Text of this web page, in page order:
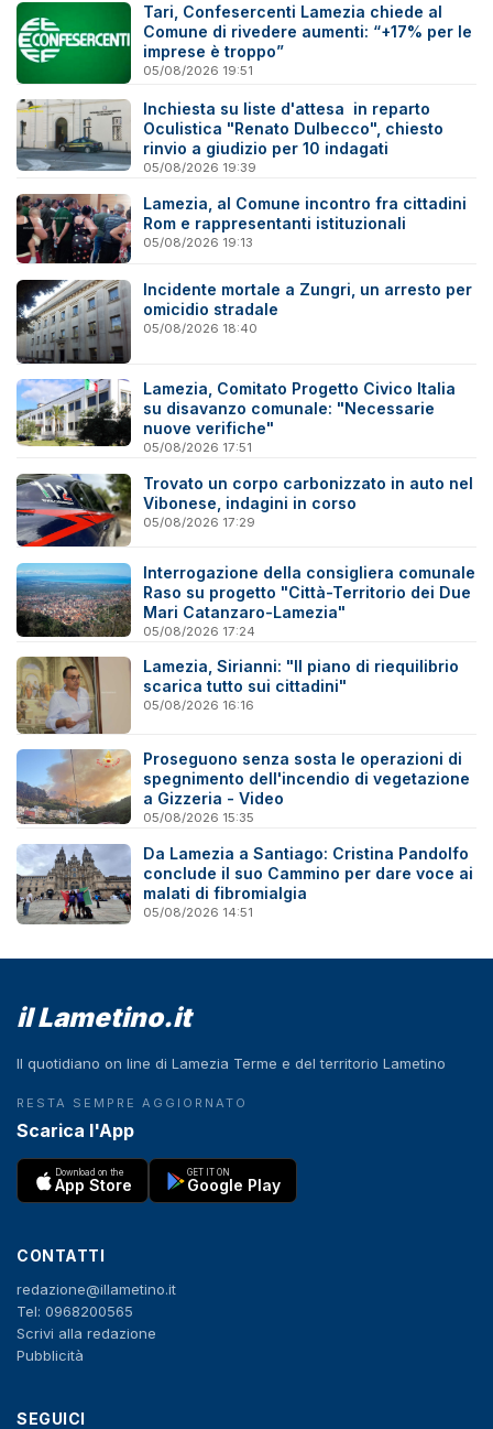
Tari, Confesercenti Lamezia chiede al
Comune di rivedere aumenti: “+17% per le
imprese è troppo”
05/08/2026 19:51
Inchiesta su liste d'attesa in reparto
Oculistica "Renato Dulbecco", chiesto
rinvio a giudizio per 10 indagati
05/08/2026 19:39
Lamezia, al Comune incontro fra cittadini
Rom e rappresentanti istituzionali
05/08/2026 19:13
Incidente mortale a Zungri, un arresto per
omicidio stradale
05/08/2026 18:40
Lamezia, Comitato Progetto Civico Italia
su disavanzo comunale: "Necessarie
nuove verifiche"
05/08/2026 17:51
Trovato un corpo carbonizzato in auto nel
Vibonese, indagini in corso
05/08/2026 17:29
Interrogazione della consigliera comunale
Raso su progetto "Città-Territorio dei Due
Mari Catanzaro-Lamezia"
05/08/2026 17:24
Lamezia, Sirianni: "Il piano di riequilibrio
scarica tutto sui cittadini"
05/08/2026 16:16
Proseguono senza sosta le operazioni di
spegnimento dell'incendio di vegetazione
a Gizzeria - Video
05/08/2026 15:35
Da Lamezia a Santiago: Cristina Pandolfo
conclude il suo Cammino per dare voce ai
malati di fibromialgia
05/08/2026 14:51
il Lametino.it
Il quotidiano on line di Lamezia Terme e del territorio Lametino
RESTA SEMPRE AGGIORNATO
Scarica l'App
Download on the
App Store
GET IT ON
Google Play
CONTATTI
redazione@illametino.it
Tel: 0968200565
Scrivi alla redazione
Pubblicità
SEGUICI